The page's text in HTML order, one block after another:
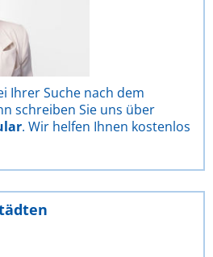
Ihrer Suche nach dem
schreiben Sie uns über
. Wir helfen Ihnen kostenlos